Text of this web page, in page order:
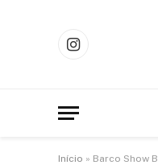
Instagram
Início » Barco Show